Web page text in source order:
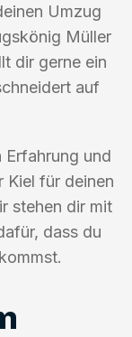
Umzug
Müller
dir gerne ein
auf
Erfahrung und
Kiel für deinen
stehen dir mit
dass du